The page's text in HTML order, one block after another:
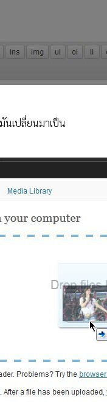
นเปลี่ยนมาเป็น